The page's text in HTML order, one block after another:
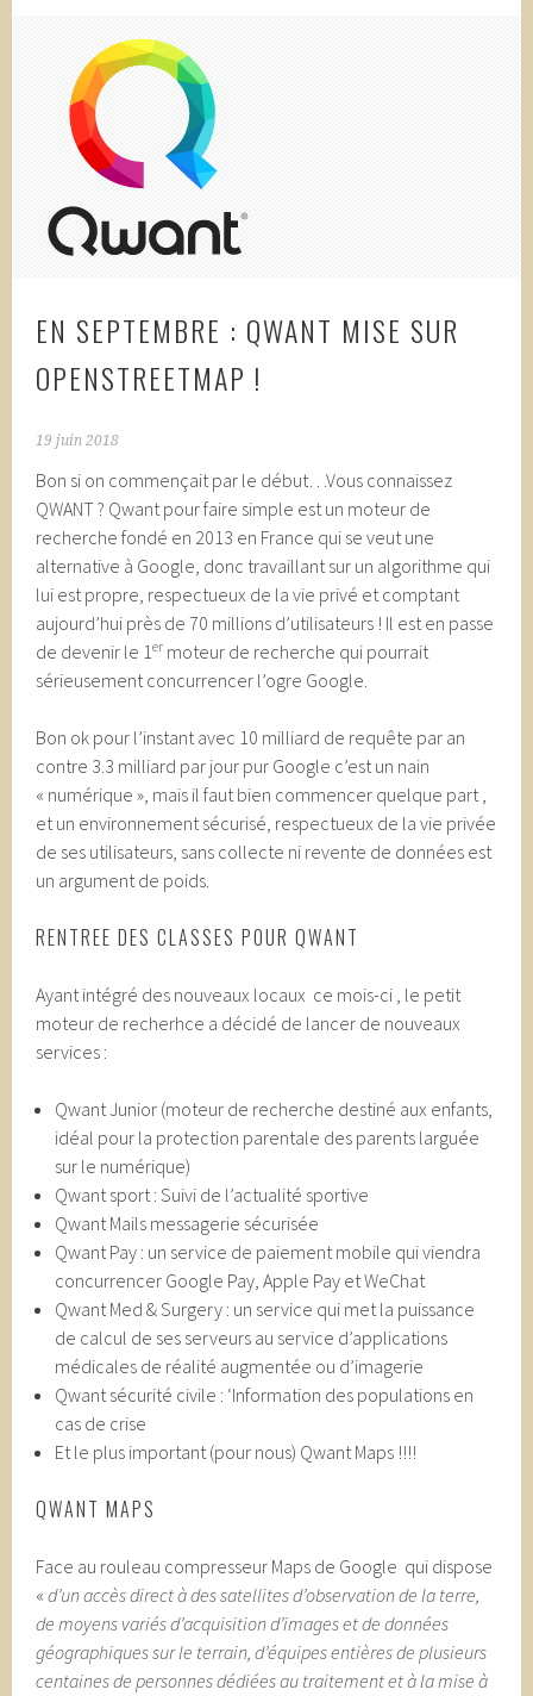
EN SEPTEMBRE : QWANT MISE SUR
OPENSTREETMAP !
19 juin 2018
Bon si on commençait par le début…Vous connaissez
QWANT ? Qwant pour faire simple est un moteur de
recherche fondé en 2013 en France qui se veut une
alternative à Google, donc travaillant sur un algorithme qui
lui est propre, respectueux de la vie privé et comptant
aujourd’hui près de 70 millions d’utilisateurs ! Il est en passe
de devenir le 1er moteur de recherche qui pourrait
sérieusement concurrencer l’ogre Google.
Bon ok pour l’instant avec 10 milliard de requête par an
contre 3.3 milliard par jour pur Google c’est un nain
« numérique », mais il faut bien commencer quelque part ,
et un environnement sécurisé, respectueux de la vie privée
de ses utilisateurs, sans collecte ni revente de données est
un argument de poids.
RENTREE DES CLASSES POUR QWANT
Ayant intégré des nouveaux locaux ce mois-ci , le petit
moteur de recherhce a décidé de lancer de nouveaux
services :
Qwant Junior (moteur de recherche destiné aux enfants,
idéal pour la protection parentale des parents larguée
sur le numérique)
Qwant sport : Suivi de l’actualité sportive
Qwant Mails messagerie sécurisée
Qwant Pay : un service de paiement mobile qui viendra
concurrencer Google Pay, Apple Pay et WeChat
Qwant Med & Surgery : un service qui met la puissance
de calcul de ses serveurs au service d’applications
médicales de réalité augmentée ou d’imagerie
Qwant sécurité civile : ‘Information des populations en
cas de crise
Et le plus important (pour nous) Qwant Maps !!!!
QWANT MAPS
Face au rouleau compresseur Maps de Google qui dispose
«d’un accès direct à des satellites d’observation de la terre,
de moyens variés d’acquisition d’images et de données
géographiques sur le terrain, d’équipes entières de plusieurs
centaines de personnes dédiées au traitement et à la mise à